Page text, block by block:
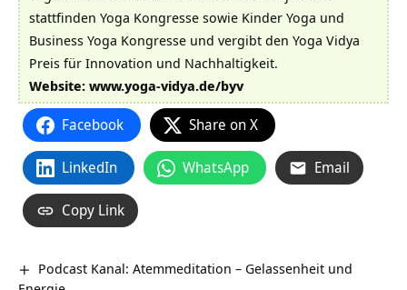
stattfinden Yoga Kongresse sowie Kinder Yoga und
Business Yoga Kongresse und vergibt den Yoga Vidya
Preis für Innovation und Nachhaltigkeit.
Website: www.yoga-vidya.de/byv
Facebook Share on X
LinkedIn WhatsApp Email
Copy Link
Podcast Kanal: Atemmeditation – Gelassenheit und